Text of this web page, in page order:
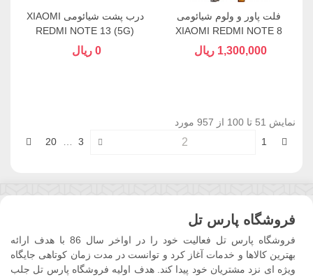
فلت پاور و ولوم شیائومی
XIAOMI REDMI NOTE 8
PRO
1,300,000 ریال
درب پشت شیائومی XIAOMI
REDMI NOTE 13 (5G)
0 ریال
نمایش 51 تا 100 از 957 مورد
قبلی
1
3
…
20
فروشگاه پارس تل
فروشگاه پارس تل فعالیت خود را در اواخر سال 86 با هدف ارائه
بهترین کالاها و خدمات آغاز کرد و توانست در مدت زمان کوتاهی جایگاه
ویژه ای نزد مشتریان خود پیدا کند. هدف اولیه فروشگاه پارس تل جلب